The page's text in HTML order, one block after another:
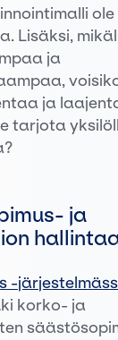
Lisäksi,
ja
ja
tarjota
ja
-
korko- ja